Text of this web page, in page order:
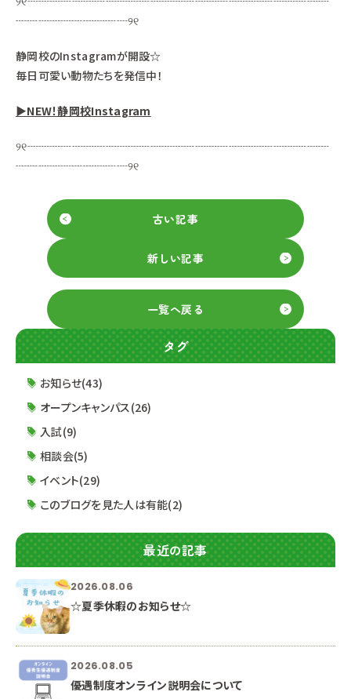
┈┈┈┈┈┈┈┈┈┈୨୧
静岡校のInstagramが開設☆
毎日可愛い動物たちを発信中！
▶NEW！静岡校Instagram
୨୧┈┈┈┈┈┈┈┈┈┈┈┈┈┈┈┈┈┈┈┈┈┈┈┈┈┈┈
┈┈┈┈┈┈┈┈┈┈୨୧
古い記事
新しい記事
一覧へ戻る
タグ
お知らせ(43)
オープンキャンパス(26)
入試(9)
相談会(5)
イベント(29)
このブログを見た人は有能(2)
最近の記事
2026.08.06
☆夏季休暇のお知らせ☆
2026.08.05
優遇制度オンライン説明会について